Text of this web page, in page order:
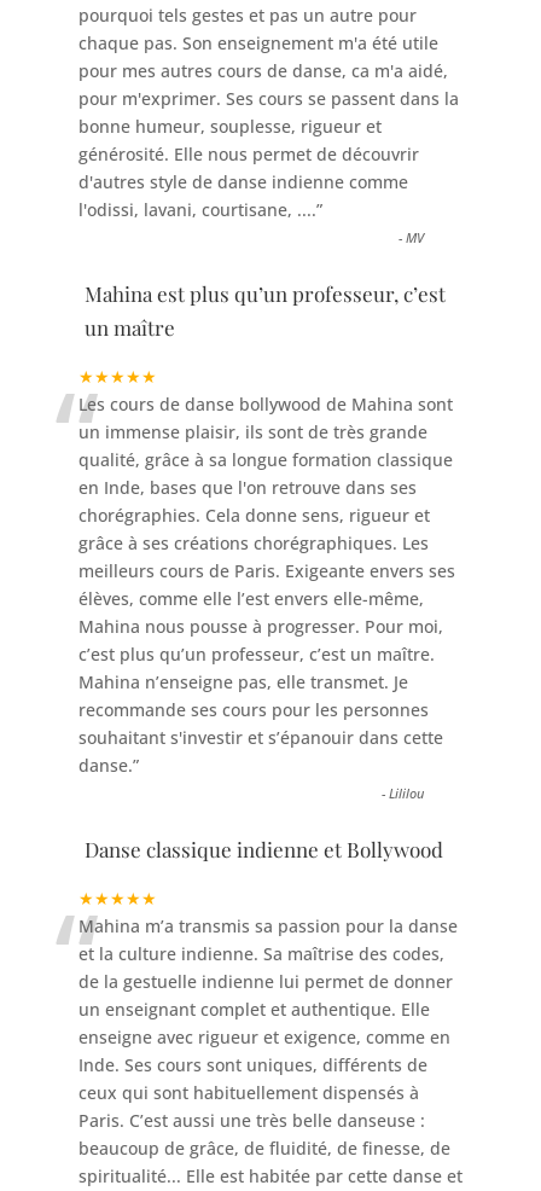
pourquoi tels gestes et pas un autre pour
chaque pas. Son enseignement m'a été utile
pour mes autres cours de danse, ca m'a aidé,
pour m'exprimer. Ses cours se passent dans la
bonne humeur, souplesse, rigueur et
générosité. Elle nous permet de découvrir
d'autres style de danse indienne comme
l'odissi, lavani, courtisane, ....”
-MV
Mahina est plus qu’un professeur, c’est
un maître
★★★★★
“Les cours de danse bollywood de Mahina sont
un immense plaisir, ils sont de très grande
qualité, grâce à sa longue formation classique
en Inde, bases que l'on retrouve dans ses
chorégraphies. Cela donne sens, rigueur et
grâce à ses créations chorégraphiques. Les
meilleurs cours de Paris. Exigeante envers ses
élèves, comme elle l’est envers elle-même,
Mahina nous pousse à progresser. Pour moi,
c’est plus qu’un professeur, c’est un maître.
Mahina n’enseigne pas, elle transmet. Je
recommande ses cours pour les personnes
souhaitant s'investir et s’épanouir dans cette
danse.”
-Lililou
Danse classique indienne et Bollywood
★★★★★
“Mahina m’a transmis sa passion pour la danse
et la culture indienne. Sa maîtrise des codes,
de la gestuelle indienne lui permet de donner
un enseignant complet et authentique. Elle
enseigne avec rigueur et exigence, comme en
Inde. Ses cours sont uniques, différents de
ceux qui sont habituellement dispensés à
Paris. C’est aussi une très belle danseuse :
beaucoup de grâce, de fluidité, de finesse, de
spiritualité... Elle est habitée par cette danse et